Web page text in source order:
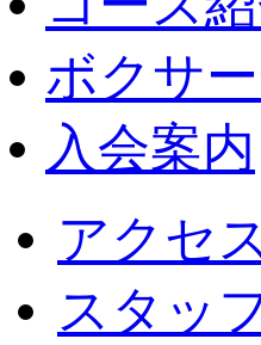
ボクサ
入会案内
アクセ
スタッ